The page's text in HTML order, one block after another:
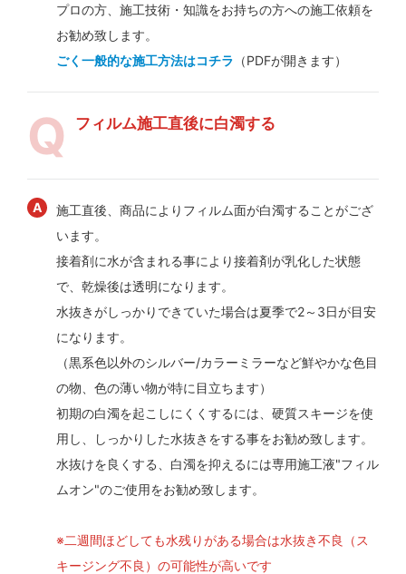
プロの方、施工技術・知識をお持ちの方への施工依頼を
お勧め致します。
ごく一般的な施工方法はコチラ （PDFが開きます）
フィルム施工直後に白濁する
施工直後、商品によりフィルム面が白濁することがござ
います。
接着剤に水が含まれる事により接着剤が乳化した状態
で、乾燥後は透明になります。
水抜きがしっかりできていた場合は夏季で2～3日が目安
になります。
（黒系色以外のシルバー/カラーミラーなど鮮やかな色目
の物、色の薄い物が特に目立ちます）
初期の白濁を起こしにくくするには、硬質スキージを使
用し、しっかりした水抜きをする事をお勧め致します。
水抜けを良くする、白濁を抑えるには専用施工液"フィル
ムオン"のご使用をお勧め致します。
※二週間ほどしても水残りがある場合は水抜き不良（ス
キージング不良）の可能性が高いです